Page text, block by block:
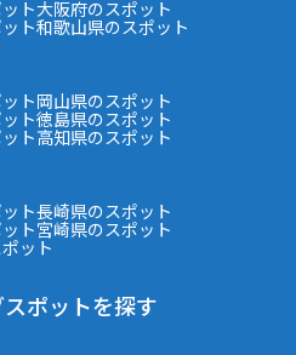
ト大阪府のスポット
ト和歌山県のスポット
ト岡山県のスポット
ト徳島県のスポット
ト高知県のスポット
ト長崎県のスポット
ト宮崎県のスポット
ット
ポットを探す